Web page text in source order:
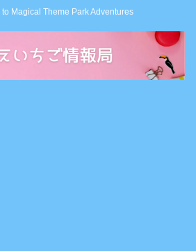
Magical Theme Park Adventures